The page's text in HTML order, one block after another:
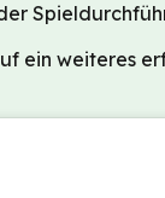
ein weiteres